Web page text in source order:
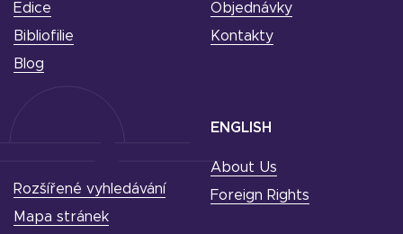
Edice
Bibliofilie
Blog
Objednávky
Kontakty
ENGLISH
About Us
Foreign Rights
Rozšířené vyhledávání
Mapa stránek